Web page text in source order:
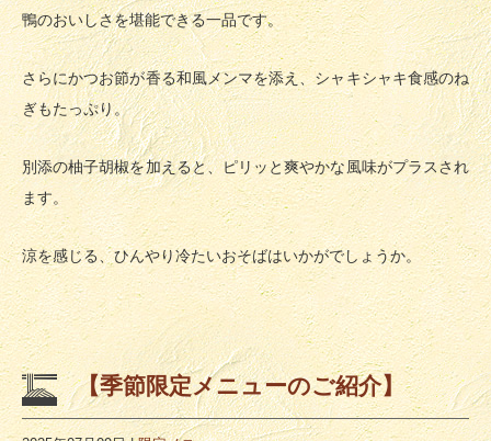
鴨のおいしさを堪能できる一品です。
さらにかつお節が香る和風メンマを添え、シャキシャキ食感のね
ぎもたっぷり。
別添の柚子胡椒を加えると、ピリッと爽やかな風味がプラスされ
ます。
涼を感じる、ひんやり冷たいおそばはいかがでしょうか。
【季節限定メニューのご紹介】